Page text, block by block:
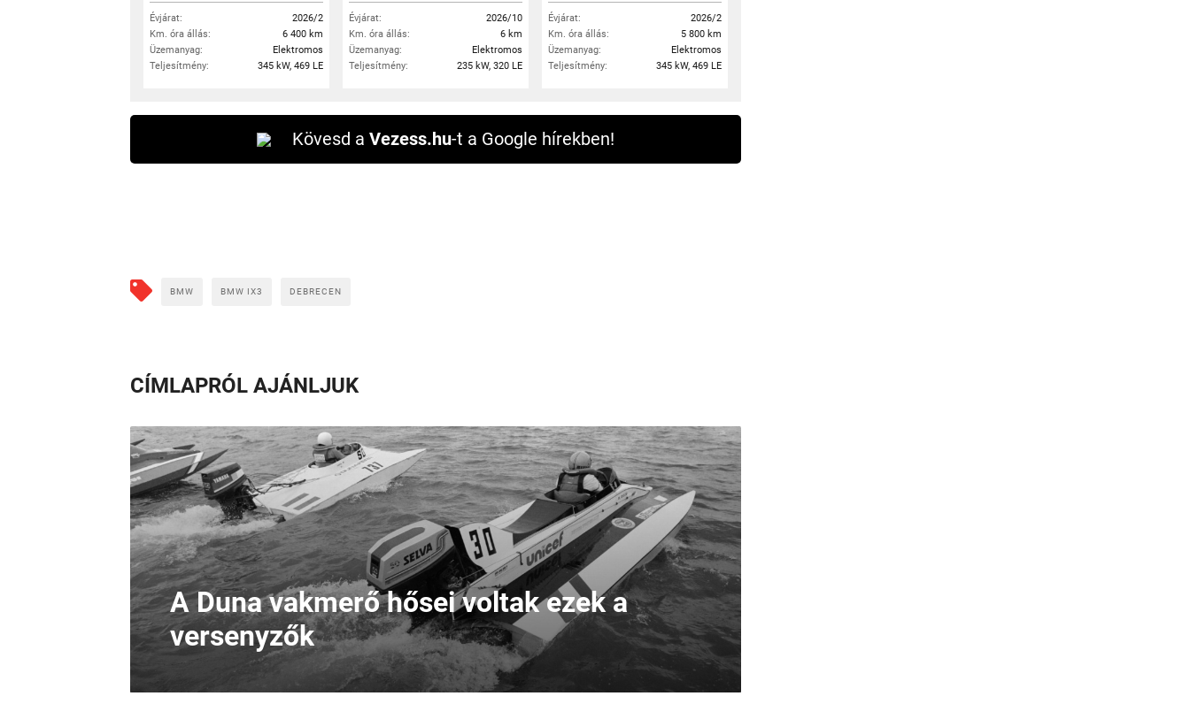
Évjárat:
2026/2
Km. óra állás:
6 400 km
Üzemanyag:
Elektromos
Teljesítmény:
345 kW, 469 LE
Évjárat:
2026/10
Km. óra állás:
6 km
Üzemanyag:
Elektromos
Teljesítmény:
235 kW, 320 LE
Évjárat:
2026/2
Km. óra állás:
5 800 km
Üzemanyag:
Elektromos
Teljesítmény:
345 kW, 469 LE
Kövesd a Vezess.hu-t a Google hírekben!
BMW BMW IX3 DEBRECEN
CÍMLAPRÓL AJÁNLJUK
A Duna vakmerő hősei voltak ezek a
versenyzők